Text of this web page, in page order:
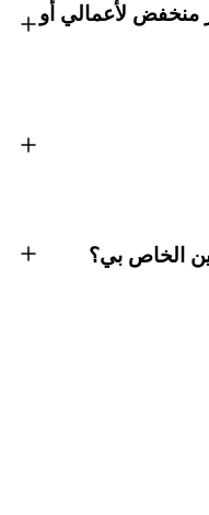
منخفض لأعمالي أو
الخاص بي؟